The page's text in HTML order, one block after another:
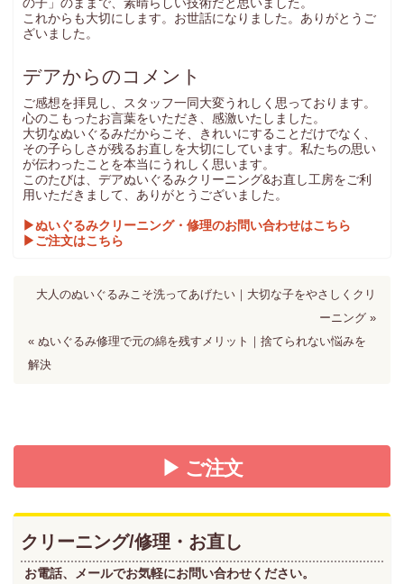
これからも大切にします。お世話になりました。ありがとうご
ざいました。
デアからのコメント
ご感想を拝見し、スタッフ一同大変うれしく思っております。
心のこもったお言葉をいただき、感激いたしました。
大切なぬいぐるみだからこそ、きれいにすることだけでなく、
その子らしさが残るお直しを大切にしています。私たちの思い
が伝わったことを本当にうれしく思います。
このたびは、デアぬいぐるみクリーニング&お直し工房をご利
用いただきまして、ありがとうございました。
▶ぬいぐるみクリーニング・修理のお問い合わせはこちら
▶ご注文はこちら
大人のぬいぐるみこそ洗ってあげたい｜大切な子をやさしくクリ
ーニング »
« ぬいぐるみ修理で元の綿を残すメリット｜捨てられない悩みを
解決
▶ ご注文
クリーニング/修理・お直し
お電話、メールでお気軽にお問い合わせください。